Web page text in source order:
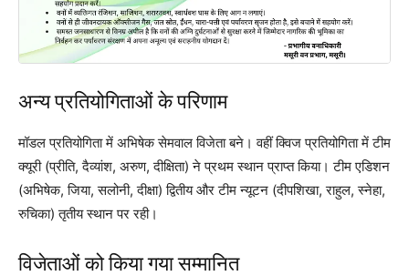
अन्य प्रतियोगिताओं के परिणाम
मॉडल प्रतियोगिता में अभिषेक सेमवाल विजेता बने। वहीं क्विज प्रतियोगिता में टीम
क्यूरी (प्रीति, दैव्यांश, अरुण, दीक्षिता) ने प्रथम स्थान प्राप्त किया। टीम एडिशन
(अभिषेक, जिया, सलोनी, दीक्षा) द्वितीय और टीम न्यूटन (दीपशिखा, राहुल, स्नेहा,
रुचिका) तृतीय स्थान पर रही।
विजेताओं को किया गया सम्मानित